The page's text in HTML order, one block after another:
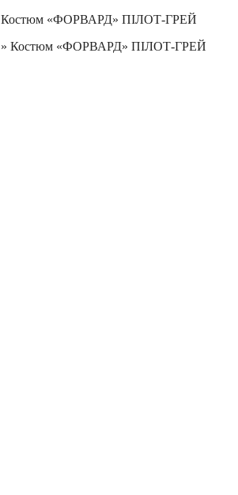
Костюм «ФОРВАРД» ПІЛОТ-ГРЕЙ
» Костюм «ФОРВАРД» ПІЛОТ-ГРЕЙ